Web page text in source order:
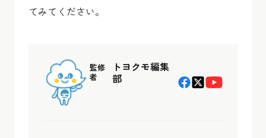
てみてください。
監修
者
トヨクモ編集
部